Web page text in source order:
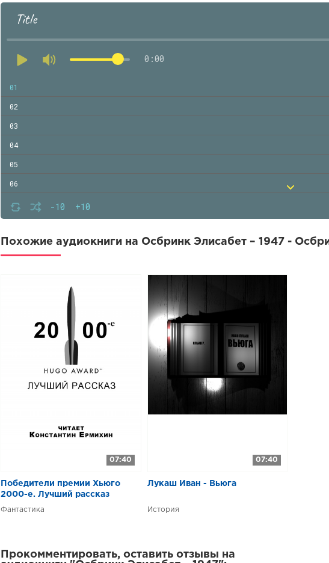
Title
0:00
-10 +10
01
02
03
04
05
06
07
08
09
Похожие аудиокниги на Осбринк Элисабет – 1947 -
07:40
Победители премии Хьюго
2000-е. Лучший рассказ
Фантастика
07:40
Лукаш Иван - Вьюга
История
Прокомментировать, оставить отзывы на